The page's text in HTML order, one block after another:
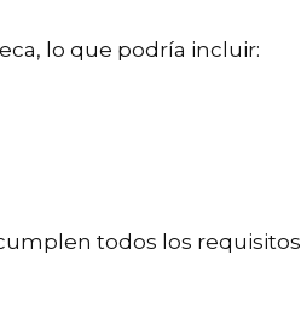
lo que podría incluir:
todos los requisitos